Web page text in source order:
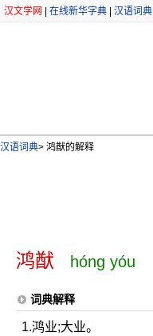
汉文学网 在线新华字典 汉语词典
汉语词典> 鸿猷的解释
鸿猷 hóng yóu
词典解释
1.鸿业;大业。